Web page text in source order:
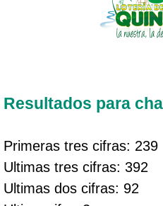
Resultados para
Primeras tres cifras: 239
Ultimas tres cifras: 392
Ultimas dos cifras: 92